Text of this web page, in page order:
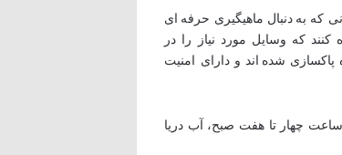
که به دنبال ماهیگیری حرفه ای
که وسایل مورد نیاز را در
شده اند و دارای امنیت
چهار تا هفت صبح، آب دریا